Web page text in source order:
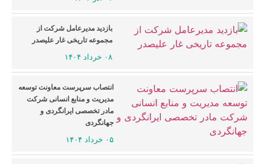
بازدید مدیرعامل شرکت از
مجموعه تاریخی غار علیصدر
۰۸ خرداد ۱۴۰۴
انتصاب سرپرست معاونت توسعه
مدیریت و منابع انسانی شرکت
مادر تخصصی ایرانگردی و
جهانگردی
۰۵ خرداد ۱۴۰۴